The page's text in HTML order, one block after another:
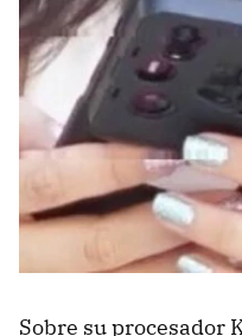
Sobre su procesador